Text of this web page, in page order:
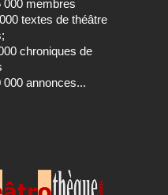
000 membres
textes de théâtre
chroniques de
000 annonces...